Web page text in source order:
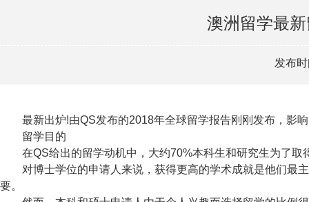
澳洲留学最
发布
最新出炉!由QS发布的2018年全球留学报告刚刚发布，影响
留学目的
在QS给出的留学动机中，大约70%本科生和研究生为了取
对博士学位的申请人来说，获得更高的学术成就是他们最主
要。